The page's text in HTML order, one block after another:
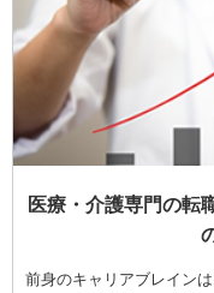
医療・介護専門の転
前身のキャリアブレイン